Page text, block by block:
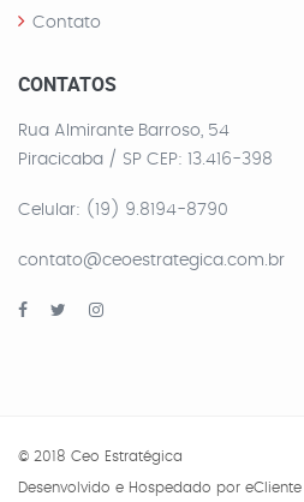
Contato
CONTATOS
Rua Almirante Barroso, 54
Piracicaba / SP CEP: 13.416-398
Celular: (19) 9.8194-8790
contato@ceoestrategica.com.br
© 2018 Ceo Estratégica
Desenvolvido e Hospedado por